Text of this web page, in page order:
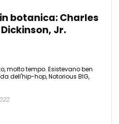
botanica: Charles
Jr.
molto tempo. Esistevano ben
dell'hip-hop, Notorious BIG,